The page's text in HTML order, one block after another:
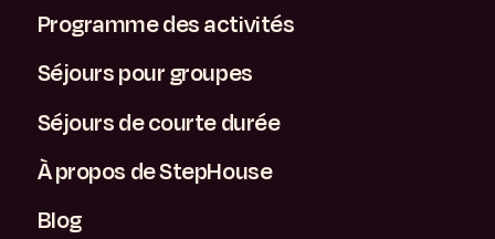
Programme des activités
Séjours pour groupes
Séjours de courte durée
À propos de StepHouse
Blog